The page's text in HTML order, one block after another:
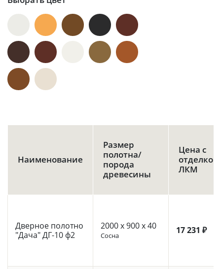
Наименование
Размер
полотна/
порода
древесины
Цена с
отделкой
ЛКМ
Дверное полотно
"Дача" ДГ-10 ф2
2000 x 900 x 40
Сосна 17 231 ₽